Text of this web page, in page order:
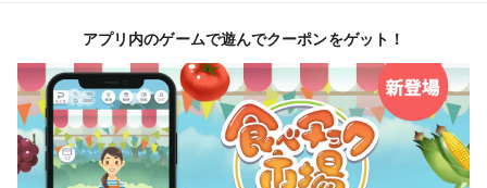
アプリ内のゲームで遊んでクーポンをゲット！